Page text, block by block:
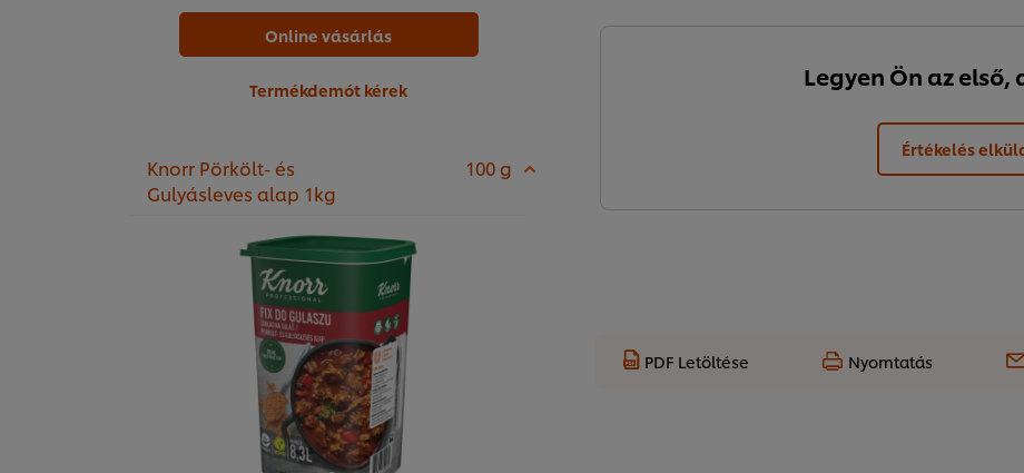
Online vásárlás
Termékdemót kérek
Knorr Pörkölt- és
Gulyásleves alap 1kg
100 g
Legyen Ön az első,
Értékelés
PDF Letöltése Nyomtatás